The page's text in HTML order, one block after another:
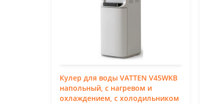
Кулер для воды VATTEN V45WKB
напольный, с нагревом и
охлаждением, с холодильником